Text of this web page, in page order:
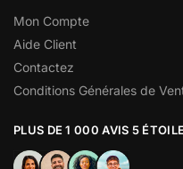
Mon Compte
Aide Client
Contactez
Conditions Générales de
PLUS DE 1 000 AVIS 5